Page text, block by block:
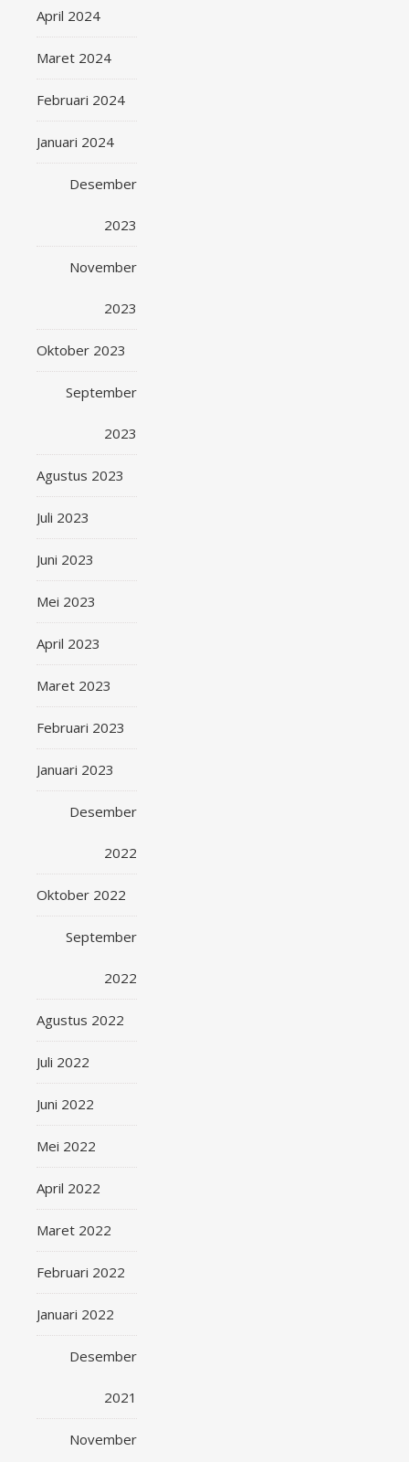
April 2024
Maret 2024
Februari 2024
Januari 2024
Desember
2023
November
2023
Oktober 2023
September
2023
Agustus 2023
Juli 2023
Juni 2023
Mei 2023
April 2023
Maret 2023
Februari 2023
Januari 2023
Desember
2022
Oktober 2022
September
2022
Agustus 2022
Juli 2022
Juni 2022
Mei 2022
April 2022
Maret 2022
Februari 2022
Januari 2022
Desember
2021
November